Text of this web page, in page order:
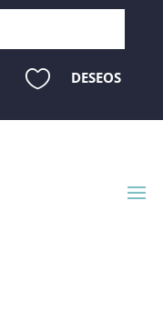
 DESEOS